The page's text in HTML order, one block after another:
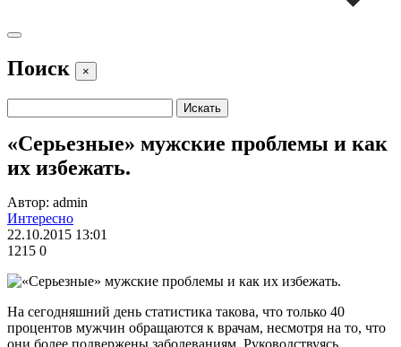
Поиск ×
«Серьезные» мужские проблемы и как
их избежать.
Автор: admin
Интересно
22.10.2015 13:01
1215 0
На сегодняшний день статистика такова, что только 40
процентов мужчин обращаются к врачам, несмотря на то, что
они более подвержены заболеваниям. Руководствуясь